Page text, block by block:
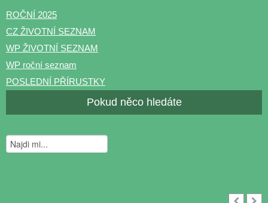
ROČNÍ 2025
CZ ŽIVOTNÍ SEZNAM
WP ŽIVOTNÍ SEZNAM
WP roční seznam
POSLEDNÍ PŘÍRUSTKY
Pokud něco hledáte